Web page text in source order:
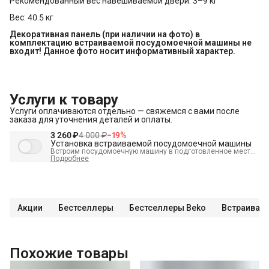
Вес: 40.5 кг
Декоративная панель (при наличии на фото) в
комплектацию встраиваемой посудомоечной машины не
входит! Данное фото носит информативный характер.
Услуги к товару
Услуги оплачиваются отдельно — свяжемся с вами после
заказа для уточнения деталей и оплаты.
3 260 ₽4 000 ₽−19%
Установка встраиваемой посудомоечной машины
Встроим посудомоечную машину в подготовленное место,
выставим по уровню и подключим к электрике,
водоснабжению и канализации.
Проверка работоспособности
Демонстрация работы техники
Подробнее
Акции Бестселлеры Бестселлеры Beko
Похожие товары